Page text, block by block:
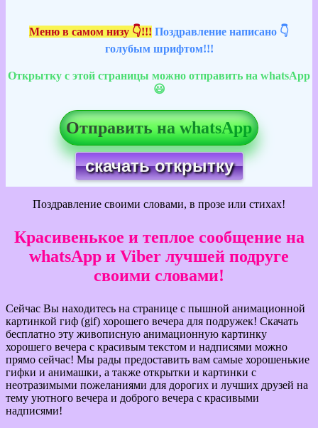
Меню в самом низу 👇!!! Поздравление написано 👇
голубым шрифтом!!!
Открытку с этой страницы можно отправить на whatsApp
😃
Отправить на whatsApp
скачать открытку
Поздравление своими словами, в прозе или стихах!
Красивенькое и теплое сообщение на
whatsApp и Viber лучшей подруге
своими словами!
Сейчас Вы находитесь на странице с пышной анимационной
картинкой гиф (gif) хорошего вечера для подружек! Скачать
бесплатно эту живописную анимационную картинку
хорошего вечера с красивым текстом и надписями можно
прямо сейчас! Мы рады предоставить вам самые хорошенькие
гифки и анимашки, а также открытки и картинки с
неотразимыми пожеланиями для дорогих и лучших друзей на
тему уютного вечера и доброго вечера с красивыми
надписями!